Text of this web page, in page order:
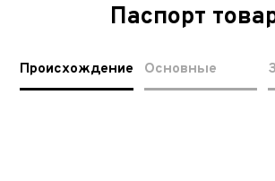
Паспорт
Происхождение Основные